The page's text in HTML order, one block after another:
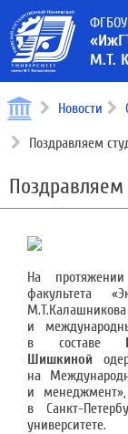
М.Т.
Новости
Поздравляем
Поздравляем
На
факультета
и
в составе
Шишкиной
на
и
в Санкт-
университете.